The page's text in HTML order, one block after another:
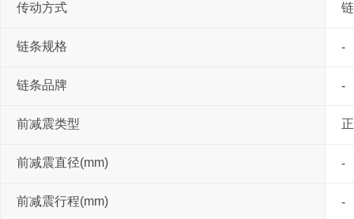
传动方式
链条规格 -
链条品牌 -
前减震类型
前减震直径(mm) -
前减震行程(mm) -